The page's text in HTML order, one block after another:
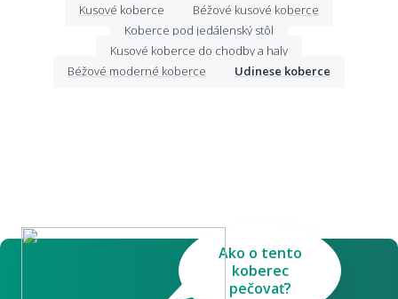
Kusové koberce
Béžové kusové koberce
Koberce pod jedálenský stôl
Kusové koberce do chodby a haly
Béžové moderné koberce
Udinese koberce
Ako o tento
koberec
pečovať?